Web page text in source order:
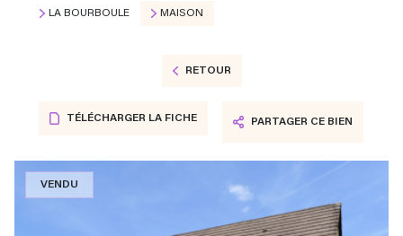
LA BOURBOULE MAISON
RETOUR
TÉLÉCHARGER LA FICHE PARTAGER CE BIEN
VENDU